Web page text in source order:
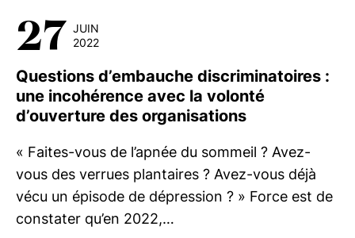
27 JUIN
2022
Questions d’embauche discriminatoires :
une incohérence avec la volonté
d’ouverture des organisations
« Faites-vous de l’apnée du sommeil ? Avez-
vous des verrues plantaires ? Avez-vous déjà
vécu un épisode de dépression ? » Force est de
constater qu’en 2022,…